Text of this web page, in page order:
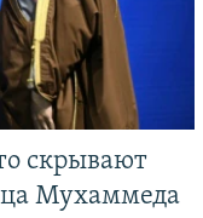
скрывают
Мухаммеда